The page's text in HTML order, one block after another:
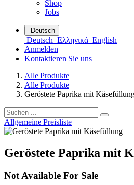
Shop
Jobs
Deutsch
Deutsch Ελληνικά English
Anmelden
Kontaktieren Sie uns
Alle Produkte
Alle Produkte
Geröstete Paprika mit
Allgemeine Preisliste
Geröstete Paprika mit
Not Available For Sale